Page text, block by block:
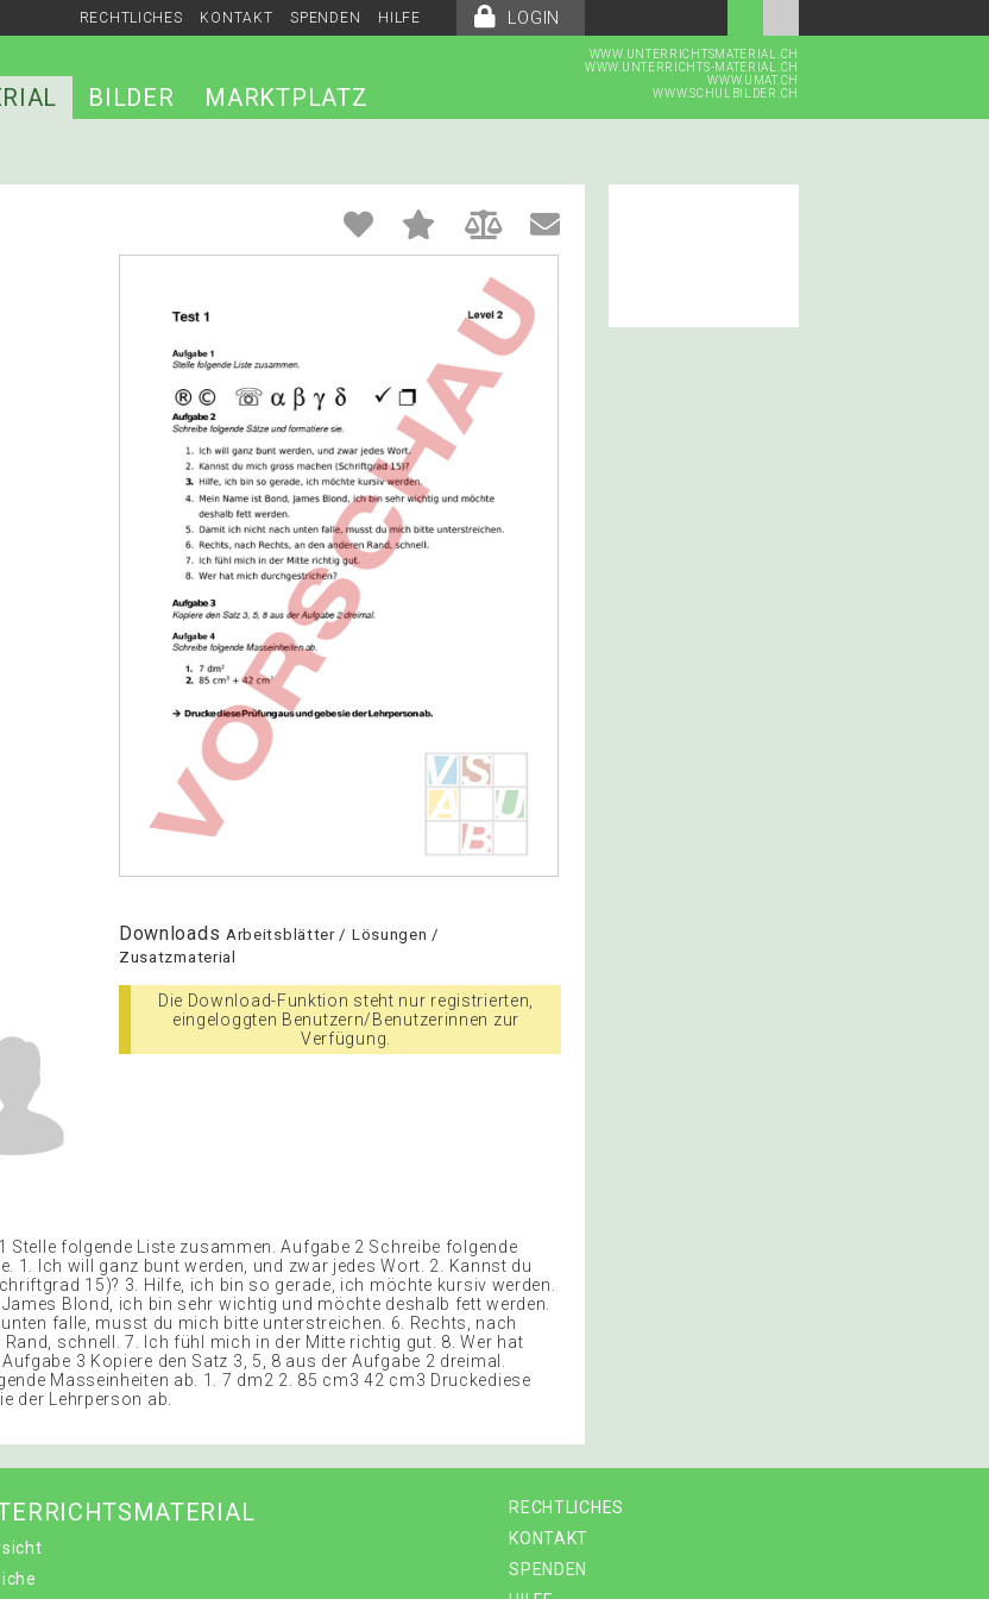
LOGIN
RECHTLICHES KONTAKT SPENDEN HILFE
WWW.UNTERRICHTSMATERIAL.CH
WWW.UNTERRICHTS-MATERIAL.CH
WWW.UMAT.CH
WWW.SCHULBILDER.CH
BILDER MARKTPLATZ
Downloads Arbeitsblätter / Lösungen /
Zusatzmaterial
Die Download-Funktion steht nur registrierten,
eingeloggten Benutzern/Benutzerinnen zur
Verfügung.
Stelle folgende Liste zusammen. Aufgabe 2 Schreibe folgende
1. Ich will ganz bunt werden, und zwar jedes Wort. 2. Kannst du
15)? 3. Hilfe, ich bin so gerade, ich möchte kursiv werden.
Blond, ich bin sehr wichtig und möchte deshalb fett werden.
falle, musst du mich bitte unterstreichen. 6. Rechts, nach
Rand, schnell. 7. Ich fühl mich in der Mitte richtig gut. 8. Wer hat
3 Kopiere den Satz 3, 5, 8 aus der Aufgabe 2 dreimal.
Masseinheiten ab. 1. 7 dm2 2. 85 cm3 42 cm3 Druckediese
der Lehrperson ab.
RECHTLICHES
KONTAKT
SPENDEN